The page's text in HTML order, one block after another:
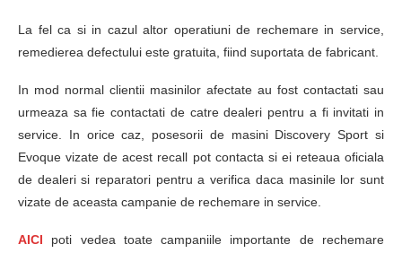
La fel ca si in cazul altor operatiuni de rechemare in service,
remedierea defectului este gratuita, fiind suportata de fabricant.
In mod normal clientii masinilor afectate au fost contactati sau
urmeaza sa fie contactati de catre dealeri pentru a fi invitati in
service. In orice caz, posesorii de masini Discovery Sport si
Evoque vizate de acest recall pot contacta si ei reteaua oficiala
de dealeri si reparatori pentru a verifica daca masinile lor sunt
vizate de aceasta campanie de rechemare in service.
AICI poti vedea toate campaniile importante de rechemare